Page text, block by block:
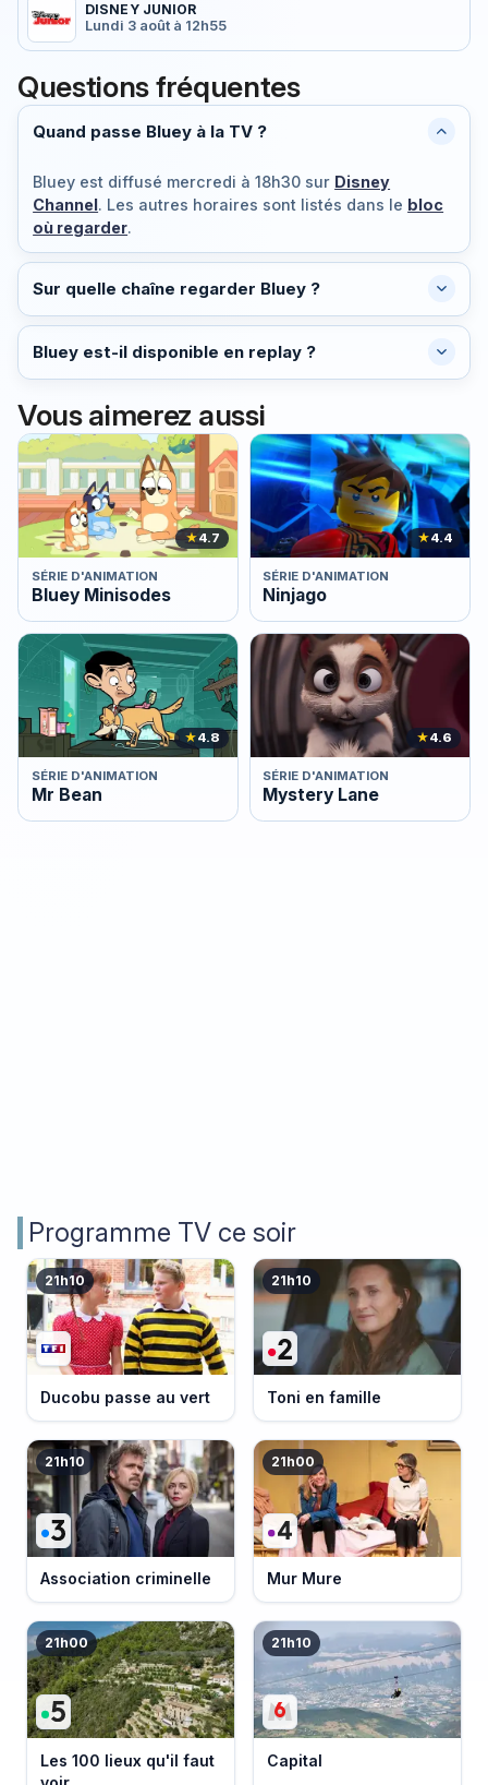
DISNEY JUNIOR
Lundi 3 août à 12h55
Questions fréquentes
Quand passe Bluey à la TV ?
Bluey est diffusé mercredi à 18h30 sur Disney
Channel. Les autres horaires sont listés dans le bloc
où regarder.
Sur quelle chaîne regarder Bluey ?
Bluey est-il disponible en replay ?
Vous aimerez aussi
★4.7
SÉRIE D'ANIMATION
Bluey Minisodes
★4.4
SÉRIE D'ANIMATION
Ninjago
★4.8
SÉRIE D'ANIMATION
Mr Bean
★4.6
SÉRIE D'ANIMATION
Mystery Lane
Programme TV ce soir
21h10
Ducobu passe au vert
21h10
Toni en famille
21h10
Association criminelle
21h00
Mur Mure
21h00
Les 100 lieux qu'il faut
21h10
Capital